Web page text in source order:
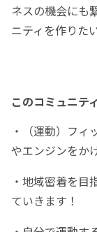
ネスの機会にも
ニティを作りた
このコミュニテ
・（運動）フィ
やエンジンをか
・地域密着を目
ていきます！